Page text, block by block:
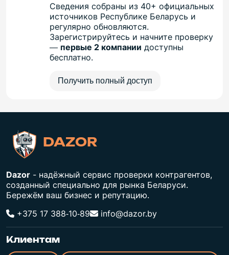
Сведения собраны из 40+ официальных
источников Республике Беларусь и
регулярно обновляются.
Зарегистрируйтесь и начните проверку
— первые 2 компании доступны
бесплатно.
Получить полный доступ
DAZOR
Dazor - надёжный сервис проверки контрагентов,
созданный специально для рынка Беларуси.
Бережём ваш бизнес и репутацию.
+375 17 388‑10‑89
info@dazor.by
Клиентам